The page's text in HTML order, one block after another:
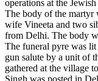
operations at the
The body of the martyr
wife Vineeta and two
from Delhi. The body
The funeral pyre was
gun salute by a unit of
gathered at the village
Singh was posted in